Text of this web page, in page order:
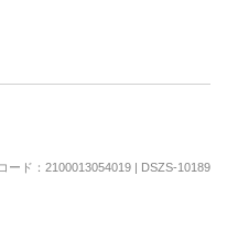
ード：2100013054019 | DSZS-10189